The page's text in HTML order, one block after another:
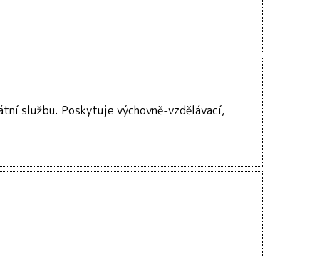
službu. Poskytuje výchovně-vzdělávací,